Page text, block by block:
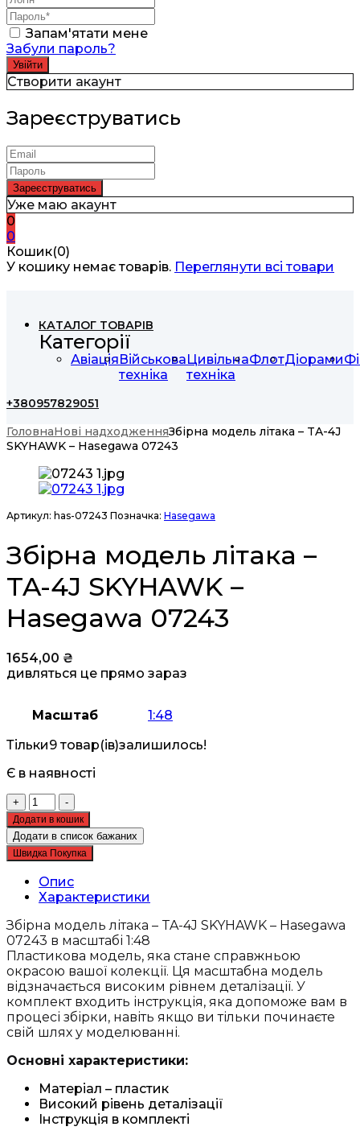
Запам'ятати мене
Забули пароль?
Створити акаунт
Зареєструватись
Уже маю акаунт
0
0
Кошик(0)
У кошику немає товарів. Переглянути всі товари
КАТАЛОГ ТОВАРІВ
Категорії
АвіаціяВійськова
техніка
Цивільна
техніка
ФлотДіорами
+380957829051
ГоловнаНові надходженняЗбірна модель літака – TA-4J
SKYHAWK – Hasegawa 07243
Артикул: has-07243 Позначка: Hasegawa
Збірна модель літака –
TA-4J SKYHAWK –
Hasegawa 07243
1654,00 ₴
дивляться це прямо зараз
Масштаб
1:48
Тільки9 товар(ів)залишилось!
Є в наявності
+
Збірна
модель
літака
-
TA-
4J
SKYHAWK
Hasegawa
07243
кількість
-
Додати в кошик
Додати в список бажаних
Швидка Покупка
Опис
Характеристики
Збірна модель літака – TA-4J SKYHAWK – Hasegawa
07243 в масштабі 1:48
Пластикова модель, яка стане справжньою
окрасою вашої колекції. Ця масштабна модель
відзначається високим рівнем деталізації. У
комплект входить інструкція, яка допоможе вам в
процесі збірки, навіть якщо ви тільки починаєте
свій шлях у моделюванні.
Основні характеристики:
Матеріал – пластик
Високий рівень деталізації
Інструкція в комплекті